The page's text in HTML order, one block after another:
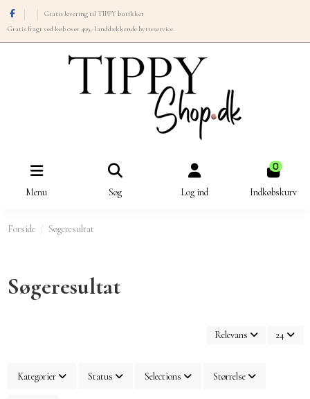
Gratis levering til TIPPY butikker
Gratis fragt ved køb over 499,- landdækkende bytteservice.
Menu Søg Log ind
0
Indkøbskurv
Forside Søgeresultat
Søgeresultat
Relevans 24
Kategorier Status Selections Størrelse